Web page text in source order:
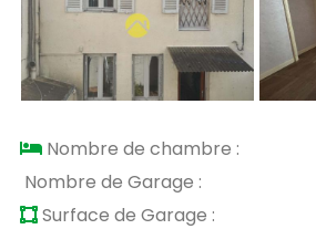
Nombre de chambre :
Nombre de Garage :
Surface de Garage :